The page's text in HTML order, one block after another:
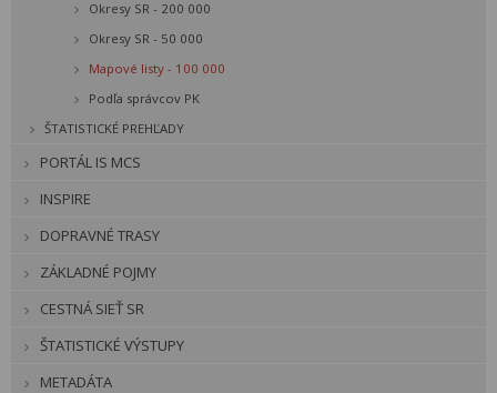
Okresy SR - 200 000
Okresy SR - 50 000
Mapové listy - 100 000
Podľa správcov PK
ŠTATISTICKÉ PREHĽADY
PORTÁL IS MCS
INSPIRE
DOPRAVNÉ TRASY
ZÁKLADNÉ POJMY
CESTNÁ SIEŤ SR
ŠTATISTICKÉ VÝSTUPY
METADÁTA